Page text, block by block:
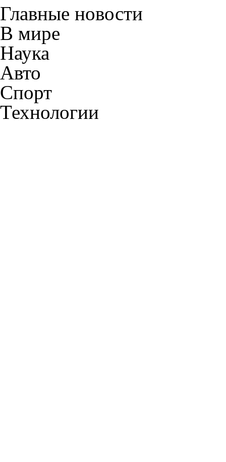
Главные новости
В мире
Наука
Авто
Спорт
Технологии